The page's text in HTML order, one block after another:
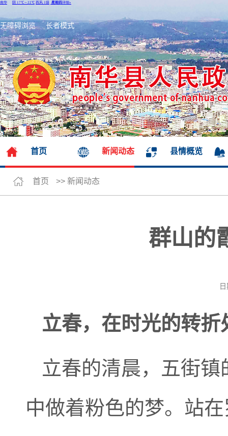
无障碍浏览 长者模式
首页 新闻动态 县情概览
首页 >> 新闻动态
群山的
立春，在时光的转折
立春的清晨，五街
中做着粉色的梦。站